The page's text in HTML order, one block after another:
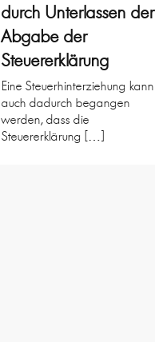
durch Unterlassen der
Abgabe der
Steuererklärung
Eine Steuerhinterziehung kann
auch dadurch begangen
werden, dass die
Steuererklärung […]